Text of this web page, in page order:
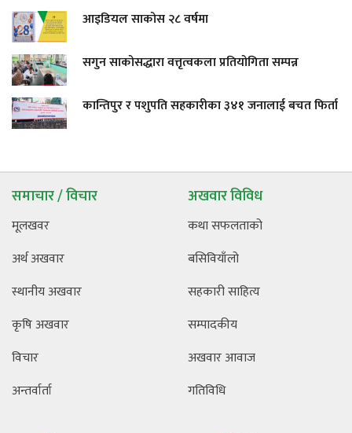
आइडियल साकोस २८ वर्षमा
सगुन साकोसद्धारा वत्तृत्वकला प्रतियोगिता सम्पन्न
कान्तिपुर र पशुपति सहकारीका ३४१ जनालाई बचत फिर्ता
समाचार / विचार
मूलखवर
अर्थ अखवार
स्थानीय अखवार
कृषि अखवार
विचार
अन्तर्वार्ता
अखवार विविध
कथा सफलताको
बसिवियाँलो
सहकारी साहित्य
सम्पादकीय
अखवार आवाज
गतिविधि